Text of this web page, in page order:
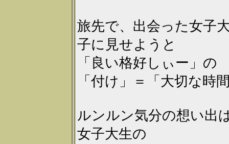
旅先で、出会った女子
子に見せようと
「良い格好しぃー」の
「付け」＝「大切な時
ルンルン気分の想い出
女子大生の